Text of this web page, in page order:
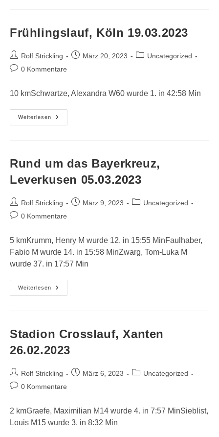
Frühlingslauf, Köln 19.03.2023
Beitrags-
Autor:
Rolf Strickling
BeitragMärz 20, 2023
Beitrags-
Uncategorized
Beitrags-
0 Kommentare
10 kmSchwartze, Alexandra W60 wurde 1. in 42:58 Min
Weiterlesen
Frühlingslauf,
Köln
Rund um das Bayerkreuz,
Leverkusen 05.03.2023
Beitrags-
Autor:
Rolf Strickling
BeitragMärz 9, 2023
Beitrags-
Uncategorized
Beitrags-
0 Kommentare
5 kmKrumm, Henry M wurde 12. in 15:55 MinFaulhaber,
Fabio M wurde 14. in 15:58 MinZwarg, Tom-Luka M
wurde 37. in 17:57 Min
Weiterlesen
Rund
Um
Stadion Crosslauf, Xanten
26.02.2023
Beitrags-
Autor:
Rolf Strickling
BeitragMärz 6, 2023
Beitrags-
Uncategorized
Beitrags-
0 Kommentare
2 kmGraefe, Maximilian M14 wurde 4. in 7:57 MinSieblist,
Louis M15 wurde 3. in 8:32 Min